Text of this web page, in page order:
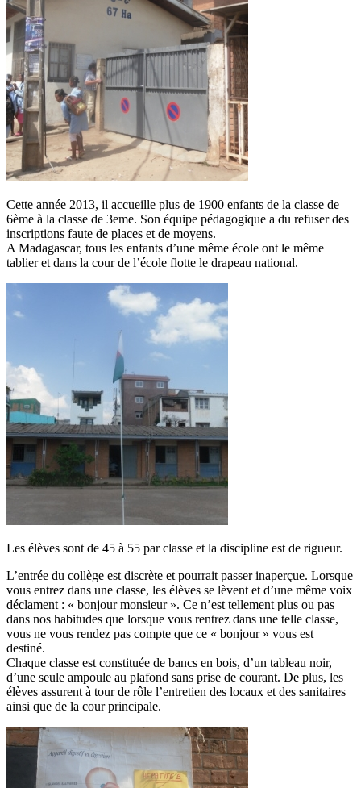
Cette année 2013, il accueille plus de 1900 enfants de la classe de
6ème à la classe de 3eme. Son équipe pédagogique a du refuser des
inscriptions faute de places et de moyens.
A Madagascar, tous les enfants d’une même école ont le même
tablier et dans la cour de l’école flotte le drapeau national.
Les élèves sont de 45 à 55 par classe et la discipline est de rigueur.
L’entrée du collège est discrète et pourrait passer inaperçue. Lorsque
vous entrez dans une classe, les élèves se lèvent et d’une même voix
déclament : « bonjour monsieur ». Ce n’est tellement plus ou pas
dans nos habitudes que lorsque vous rentrez dans une telle classe,
vous ne vous rendez pas compte que ce « bonjour » vous est
destiné.
Chaque classe est constituée de bancs en bois, d’un tableau noir,
d’une seule ampoule au plafond sans prise de courant. De plus, les
élèves assurent à tour de rôle l’entretien des locaux et des sanitaires
ainsi que de la cour principale.